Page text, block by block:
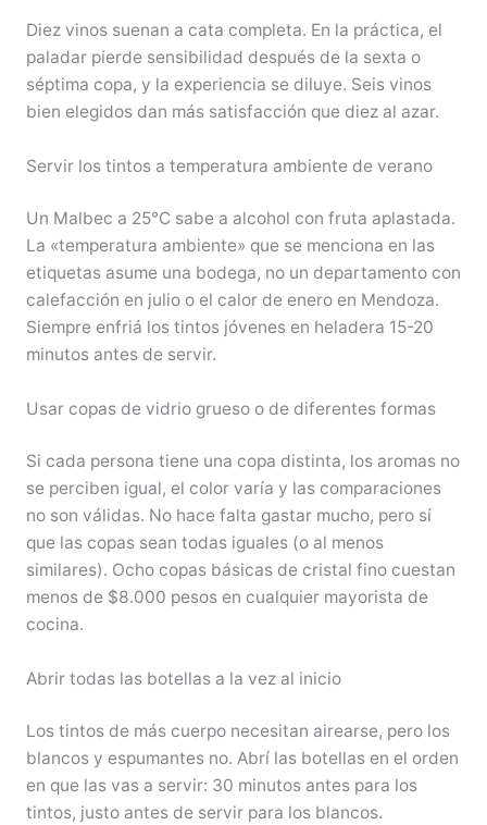
Diez vinos suenan a cata completa. En la práctica, el
paladar pierde sensibilidad después de la sexta o
séptima copa, y la experiencia se diluye. Seis vinos
bien elegidos dan más satisfacción que diez al azar.
Servir los tintos a temperatura ambiente de verano
Un Malbec a 25°C sabe a alcohol con fruta aplastada.
La «temperatura ambiente» que se menciona en las
etiquetas asume una bodega, no un departamento con
calefacción en julio o el calor de enero en Mendoza.
Siempre enfriá los tintos jóvenes en heladera 15-20
minutos antes de servir.
Usar copas de vidrio grueso o de diferentes formas
Si cada persona tiene una copa distinta, los aromas no
se perciben igual, el color varía y las comparaciones
no son válidas. No hace falta gastar mucho, pero sí
que las copas sean todas iguales (o al menos
similares). Ocho copas básicas de cristal fino cuestan
menos de $8.000 pesos en cualquier mayorista de
cocina.
Abrir todas las botellas a la vez al inicio
Los tintos de más cuerpo necesitan airearse, pero los
blancos y espumantes no. Abrí las botellas en el orden
en que las vas a servir: 30 minutos antes para los
tintos, justo antes de servir para los blancos.